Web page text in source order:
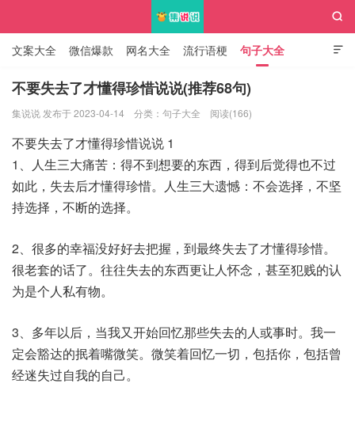

文案大全 微信爆款 网名大全 流行语梗 句子大全
知识大全

不要失去了才懂得珍惜说说(推荐68句)
集说说 发布于 2023-04-14 分类： 句子大全 阅读(166)
不要失去了才懂得珍惜说说 1
1、人生三大痛苦：得不到想要的东西，得到后觉得也不过
如此，失去后才懂得珍惜。人生三大遗憾：不会选择，不坚
持选择，不断的选择。
2、很多的幸福没好好去把握，到最终失去了才懂得珍惜。
很老套的话了。往往失去的东西更让人怀念，甚至犯贱的认
为是个人私有物。
3、多年以后，当我又开始回忆那些失去的人或事时。我一
定会豁达的抿着嘴微笑。微笑着回忆一切，包括你，包括曾
经迷失过自我的自己。